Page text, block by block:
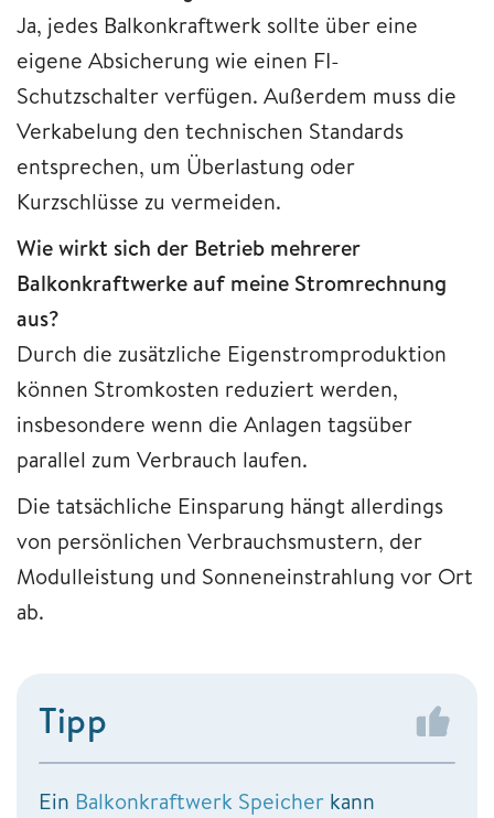
Ja, jedes Balkonkraftwerk sollte über eine
eigene Absicherung wie einen FI-
Schutzschalter verfügen. Außerdem muss die
Verkabelung den technischen Standards
entsprechen, um Überlastung oder
Kurzschlüsse zu vermeiden.
Wie wirkt sich der Betrieb mehrerer
Balkonkraftwerke auf meine Stromrechnung
aus?
Durch die zusätzliche Eigenstromproduktion
können Stromkosten reduziert werden,
insbesondere wenn die Anlagen tagsüber
parallel zum Verbrauch laufen.
Die tatsächliche Einsparung hängt allerdings
von persönlichen Verbrauchsmustern, der
Modulleistung und Sonneneinstrahlung vor Ort
ab.
Tipp
Ein Balkonkraftwerk Speicher kann